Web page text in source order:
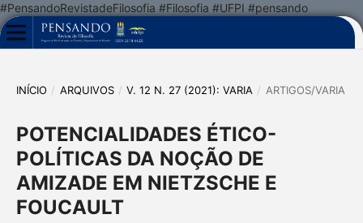
#PensandoRevistadeFilosofia #Filosofia #UFPI #pensando
INÍCIO / ARQUIVOS / V. 12 N. 27 (2021): VARIA / ARTIGOS/VARIA
POTENCIALIDADES ÉTICO-
POLÍTICAS DA NOÇÃO DE
AMIZADE EM NIETZSCHE E
FOUCAULT